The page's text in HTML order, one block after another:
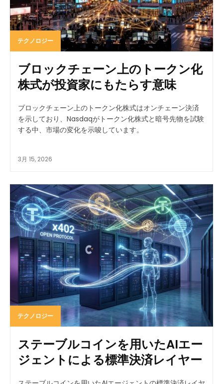
テクノロジー
ブロックチェーン上のトークン化
株式が投資家にもたらす意味
ブロックチェーン上のトークン化株式はオンチェーン決済
を示しており、Nasdaqがトークン化株式と暗号先物を試験
する中、市場の変化を示唆しています。
3月 15, 2026
テクノロジー
ステーブルコインを用いたAIエー
ジェントによる標準決済レイヤー